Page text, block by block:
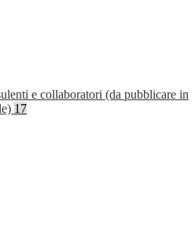
e collaboratori (da pubblicare in
17